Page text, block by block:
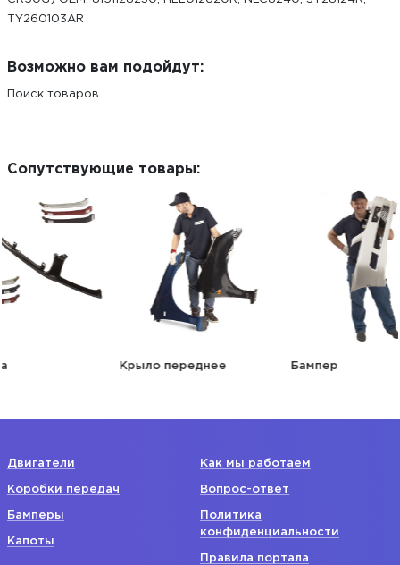
TY260103AR
Возможно вам подойдут:
Поиск товаров...
Сопутствующие товары:
Крыло переднее Бампер
Двигатели
Коробки передач
Бамперы
Капоты
Как мы работаем
Вопрос-ответ
Политика
конфиденциальности
Правила портала